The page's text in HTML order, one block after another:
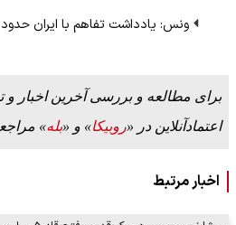
ونس: یادداشت تفاهم با ایران
برای مطالعه و بررسی آخرین اخبار و
اعتمادآنلاین در «روبیکا» و «بله»
اخبار مرتبط